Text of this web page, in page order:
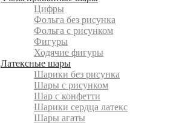
Цифры
Фольга без рисунка
Фольга с рисунком
Фигуры
Ходячие фигуры
Латексные шары
Шарики без рисунка
Шары с рисунком
Шар с конфетти
Шарики сердца латекс
Шары агаты